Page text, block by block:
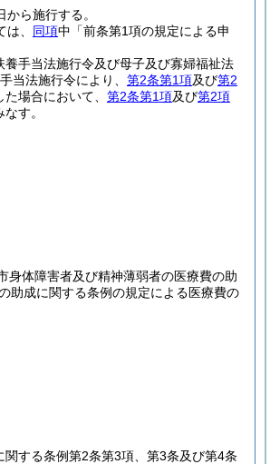
ら施行する。
、 同項中「前条第1項の規定による申
手当法施行令及び母子及び寡婦福祉法
当法施行令により、 第2条第1項及び第2
場合において、 第2条第1項及び第2項
す。
身体障害者及び精神薄弱者の医療費の助
助成に関する条例の規定による医療費の
する条例第2条第3項、第3条及び第4条